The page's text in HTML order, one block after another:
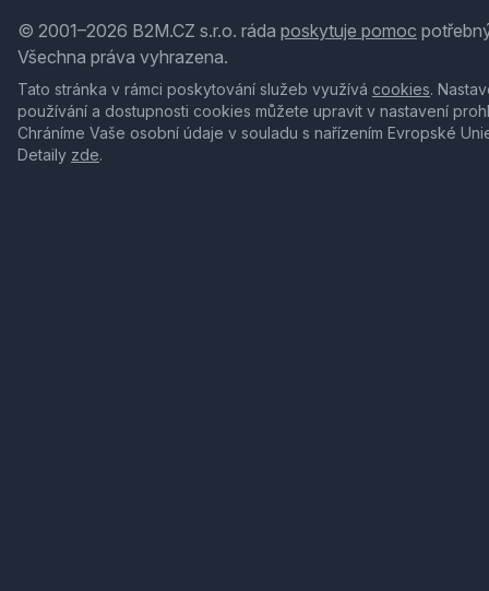
© 2001–2026 B2M.CZ s.r.o. ráda poskytuje pomoc
Všechna práva vyhrazena.
Tato stránka v rámci poskytování služeb využívá cookies.
používání a dostupnosti cookies můžete upravit v nastavení
Chráníme Vaše osobní údaje v souladu s nařízením Evropské
Detaily zde.